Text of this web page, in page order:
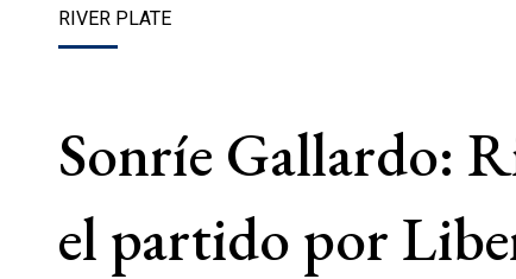
RIVER PLATE
Sonríe Gallardo:
el partido por